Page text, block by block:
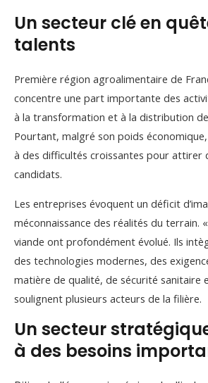
Un secteur clé en
talents
Première région agroalimentaire de
concentre une part importante des
à la transformation et à la distribution
Pourtant, malgré son poids
à des difficultés croissantes pour attirer
candidats.
Les entreprises évoquent un déficit
méconnaissance des réalités du terrain.
viande ont profondément évolué. Ils
des technologies modernes, des
matière de qualité, de sécurité sanitaire
soulignent plusieurs acteurs de la filière.
Un secteur
à des besoins